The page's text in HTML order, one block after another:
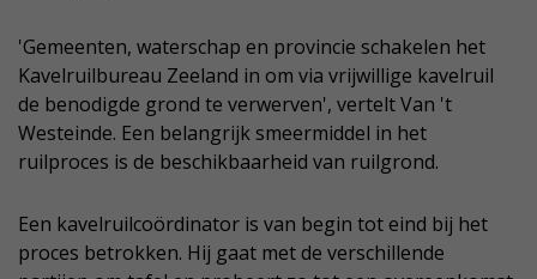
'Gemeenten, waterschap en provincie schakelen het
Kavelruilbureau Zeeland in om via vrijwillige kavelruil
de benodigde grond te verwerven', vertelt Van 't
Westeinde. Een belangrijk smeermiddel in het
ruilproces is de beschikbaarheid van ruilgrond.
Een kavelruilcoördinator is van begin tot eind bij het
proces betrokken. Hij gaat met de verschillende